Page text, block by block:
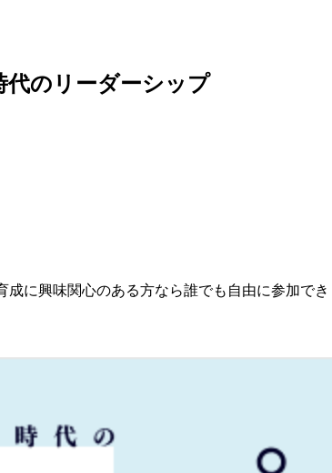
代のリーダーシップ
に興味関心のある方なら誰でも自由に参加で